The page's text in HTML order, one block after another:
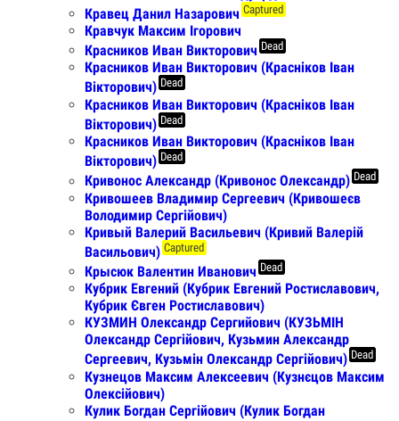
Кравец Данил Назарович Captured
Кравчук Максим Ігорович
Красников Иван Викторович Dead
Красников Иван Викторович (Красніков Іван
Вікторович) Dead
Красников Иван Викторович (Красніков Іван
Вікторович) Dead
Красников Иван Викторович (Красніков Іван
Вікторович) Dead
Кривонос Александр (Кривонос Олександр) Dead
Кривошеев Владимир Сергеевич (Кривошеєв
Володимир Сергійович)
Кривый Валерий Васильевич (Кривий Валерій
Васильович) Captured
Крысюк Валентин Иванович Dead
Кубрик Евгений (Кубрик Евгений Ростиславович,
Кубрик Євген Ростиславович)
КУЗМИН Олександр Сергийович (КУЗЬМІН
Олександр Сергійович, Кузьмин Александр
Сергеевич, Кузьмін Олександр Сергійович) Dead
Кузнецов Максим Алексеевич (Кузнєцов Максим
Олексійович)
Кулик Богдан Сергійович (Кулик Богдан